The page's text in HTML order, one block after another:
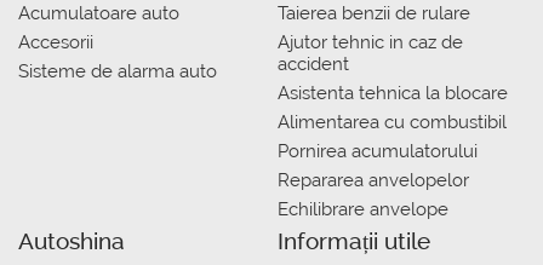
Acumulatoare auto
Accesorii
Sisteme de alarma auto
Taierea benzii de rulare
Ajutor tehnic in caz de
accident
Asistenta tehnica la blocare
Alimentarea cu combustibil
Pornirea acumulatorului
Repararea anvelopelor
Echilibrare anvelope
Autoshina Informații utile